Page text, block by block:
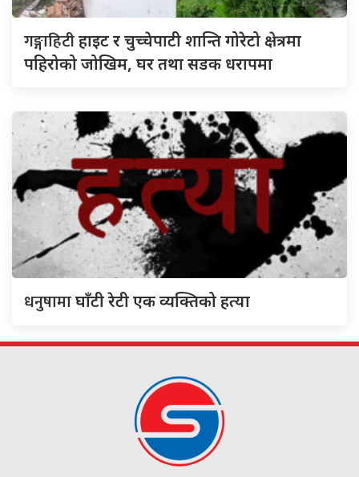
गङ्गाहिटीहाइट र चुच्चेपाटी शान्ति गोरेटो क्षेत्रमा
पहिरोको जोखिम, घर तथा सडक धरापमा
धनुषामाघाँटी रेटी एक व्यक्तिको हत्या